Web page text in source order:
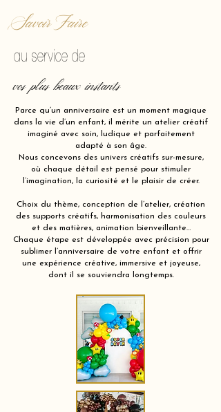
Savoir Faire
au service de
vos plus beaux instants
Parce qu’un anniversaire est un moment magique
dans la vie d’un enfant, il mérite un atelier créatif
imaginé avec soin, ludique et parfaitement
adapté à son âge.
Nous concevons des univers créatifs sur-mesure,
où chaque détail est pensé pour stimuler
l’imagination, la curiosité et le plaisir de créer.
Choix du thème, conception de l’atelier, création
des supports créatifs, harmonisation des couleurs
et des matières, animation bienveillante…
Chaque étape est développée avec précision pour
sublimer l’anniversaire de votre enfant et offrir
une expérience créative, immersive et joyeuse,
dont il se souviendra longtemps.